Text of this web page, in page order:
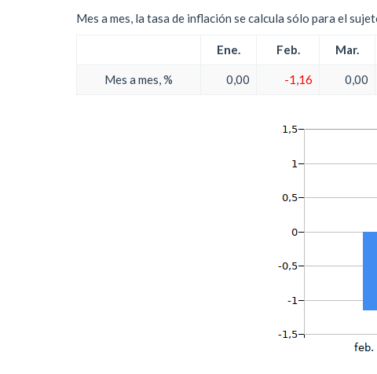
Mes a mes, la tasa de inflación se calcula sólo para el
Ene. Feb. Mar.
Mes a mes, % 0,00 -1,16 0,00